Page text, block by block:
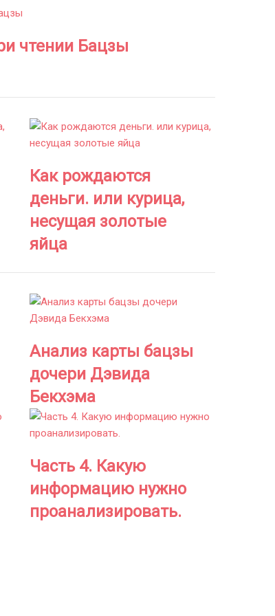
чтении Бацзы
Как рождаются
деньги. или курица,
несущая золотые
яйца
Анализ карты бацзы
дочери Дэвида
Бекхэма
Часть 4. Какую
информацию нужно
проанализировать.